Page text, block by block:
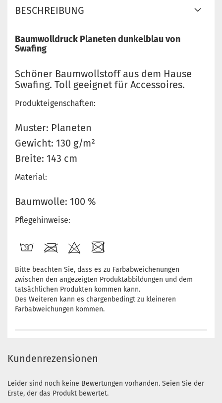
BESCHREIBUNG
Baumwolldruck Planeten dunkelblau von
Swafing
Schöner Baumwollstoff aus dem Hause
Swafing. Toll geeignet für Accessoires.
Produkteigenschaften:
Muster: Planeten
Gewicht: 130 g/m²
Breite: 143 cm
Material:
Baumwolle: 100 %
Pflegehinweise:
Bitte beachten Sie, dass es zu Farbabweichenungen
zwischen den angezeigten Produktabbildungen und dem
tatsächlichen Produkten kommen kann.
Des Weiteren kann es chargenbedingt zu kleineren
Farbabweichungen kommen.
Kundenrezensionen
Leider sind noch keine Bewertungen vorhanden. Seien Sie der
Erste, der das Produkt bewertet.